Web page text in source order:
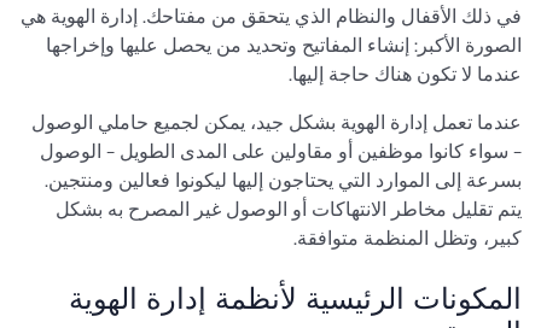
في ذلك الأقفال والنظام الذي يتحقق من مفتاحك. إدارة الهوية هي
الصورة الأكبر: إنشاء المفاتيح وتحديد من يحصل عليها وإخراجها
عندما لا تكون هناك حاجة إليها.
عندما تعمل إدارة الهوية بشكل جيد، يمكن لجميع حاملي الوصول
- سواء كانوا موظفين أو مقاولين على المدى الطويل - الوصول
بسرعة إلى الموارد التي يحتاجون إليها ليكونوا فعالين ومنتجين.
يتم تقليل مخاطر الانتهاكات أو الوصول غير المصرح به بشكل
كبير، وتظل المنظمة متوافقة.
المكونات الرئيسية لأنظمة إدارة الهوية